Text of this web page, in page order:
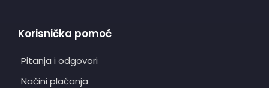
Korisnička pomoć
Pitanja i odgovori
Načini plaćanja